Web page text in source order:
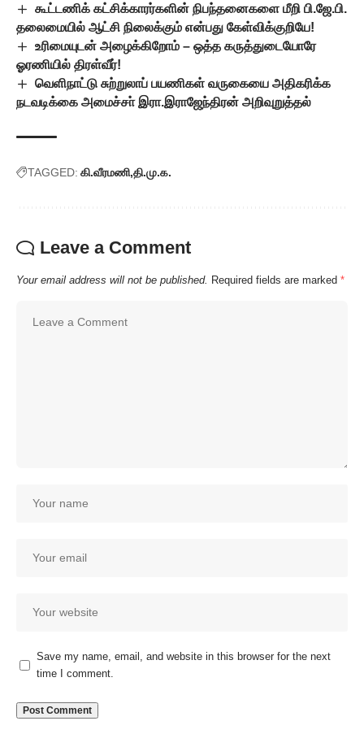
கூட்டணிக் கட்சிக்காரர்களின் நிபந்தனைகளை மீறி பி.ஜே.பி.
தலைமையில் ஆட்சி நிலைக்கும் என்பது கேள்விக்குறியே!
உரிமையுடன் அழைக்கிறோம் – ஒத்த கருத்துடையோரே
ஓரணியில் திரள்வீர்!
வெளிநாட்டு சுற்றுலாப் பயணிகள் வருகையை அதிகரிக்க
நடவடிக்கை அமைச்சா் இரா.இராஜேந்திரன் அறிவுறுத்தல்
TAGGED: கி.வீரமணி தி.மு.க.
Leave a Comment
Your email address will not be published. Required fields are marked *
Save my name, email, and website in this browser for the next
time I comment.